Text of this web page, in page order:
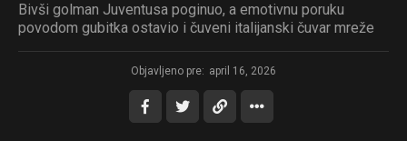
Bivši golman Juventusa poginuo, a emotivnu poruku
povodom gubitka ostavio i čuveni italijanski čuvar mreže
Objavljeno pre: april 16, 2026